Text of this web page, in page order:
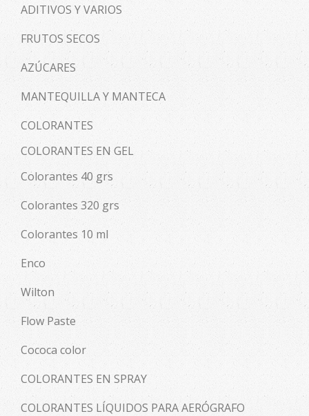
ADITIVOS Y VARIOS
FRUTOS SECOS
AZÚCARES
MANTEQUILLA Y MANTECA
COLORANTES
COLORANTES EN GEL
Colorantes 40 grs
Colorantes 320 grs
Colorantes 10 ml
Enco
Wilton
Flow Paste
Cococa color
COLORANTES EN SPRAY
COLORANTES LÍQUIDOS PARA AERÓGRAFO